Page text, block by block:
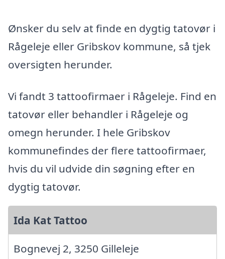
Ønsker du selv at finde en dygtig tatovør i
Rågeleje eller Gribskov kommune, så tjek
oversigten herunder.
Vi fandt 3 tattoofirmaer i Rågeleje. Find en
tatovør eller behandler i Rågeleje og
omegn herunder. I hele Gribskov
kommunefindes der flere tattoofirmaer,
hvis du vil udvide din søgning efter en
dygtig tatovør.
Ida Kat Tattoo
Bognevej 2, 3250 Gilleleje